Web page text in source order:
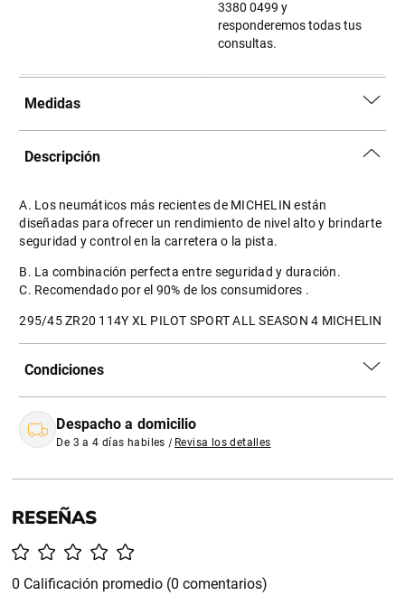
3380 0499 y
responderemos todas tus
consultas.
Medidas
Descripción
A. Los neumáticos más recientes de MICHELIN están
diseñadas para ofrecer un rendimiento de nivel alto y brindarte
seguridad y control en la carretera o la pista.
B. La combinación perfecta entre seguridad y duración.
C. Recomendado por el 90% de los consumidores .
295/45 ZR20 114Y XL PILOT SPORT ALL SEASON 4 MICHELIN
Condiciones
Despacho a domicilio
De 3 a 4 días habiles | Revisa los detalles
0 Calificación promedio (0 comentarios)